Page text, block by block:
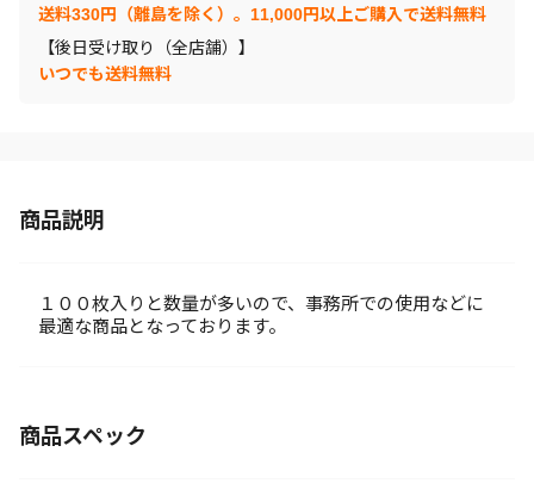
送料330円（離島を除く）。11,000円以上ご購入で送料無料
【後日受け取り（全店舗）】
いつでも送料無料
商品説明
１００枚入りと数量が多いので、事務所での使用などに
最適な商品となっております。
商品スペック